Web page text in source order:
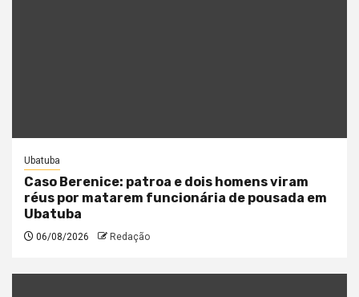
Ubatuba
Caso Berenice: patroa e dois homens viram
réus por matarem funcionária de pousada em
Ubatuba
06/08/2026 Redação